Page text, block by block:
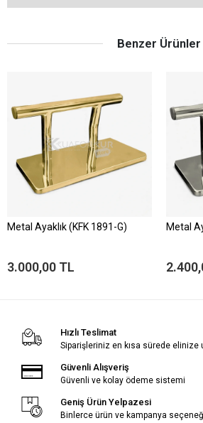
Benzer Ürünler
Metal Ayaklık (KFK 1891-G)
3.000,00 TL
Metal
Hızlı Teslimat
Siparişleriniz en kısa sürede elinize
Güvenli Alışveriş
Güvenli ve kolay ödeme sistemi
Geniş Ürün Yelpazesi
Binlerce ürün ve kampanya